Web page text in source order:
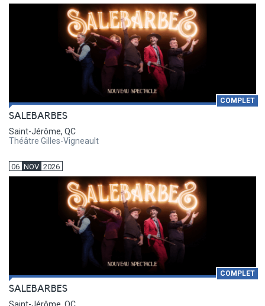
COMPLET
SALEBARBES
Saint-Jérôme, QC
Théâtre Gilles-Vigneault
06 NOV 2026
COMPLET
SALEBARBES